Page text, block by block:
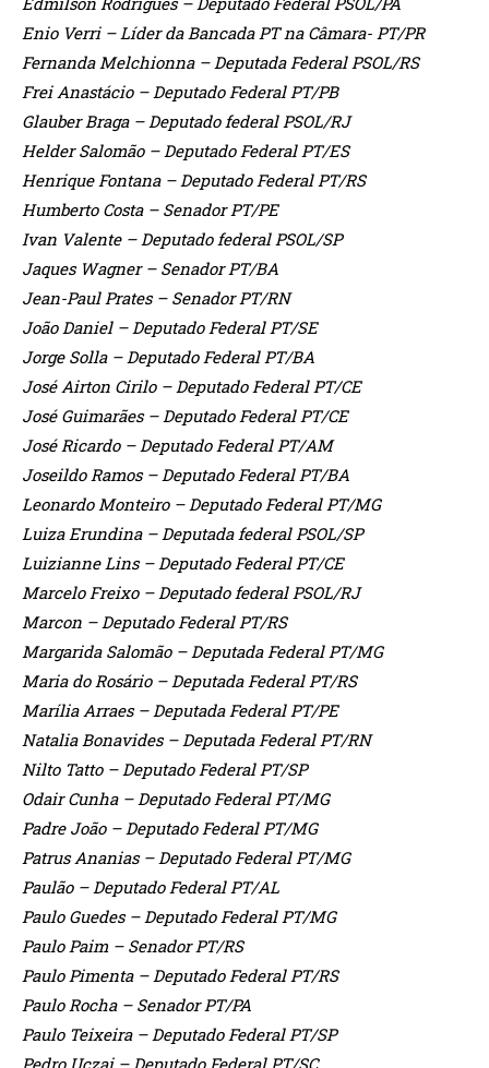
Enio Verri – Líder da Bancada PT na Câmara- PT/PR
Fernanda Melchionna – Deputada Federal PSOL/RS
Frei Anastácio – Deputado Federal PT/PB
Glauber Braga – Deputado federal PSOL/RJ
Helder Salomão – Deputado Federal PT/ES
Henrique Fontana – Deputado Federal PT/RS
Humberto Costa – Senador PT/PE
Ivan Valente – Deputado federal PSOL/SP
Jaques Wagner – Senador PT/BA
Jean-Paul Prates – Senador PT/RN
João Daniel – Deputado Federal PT/SE
Jorge Solla – Deputado Federal PT/BA
José Airton Cirilo – Deputado Federal PT/CE
José Guimarães – Deputado Federal PT/CE
José Ricardo – Deputado Federal PT/AM
Joseildo Ramos – Deputado Federal PT/BA
Leonardo Monteiro – Deputado Federal PT/MG
Luiza Erundina – Deputada federal PSOL/SP
Luizianne Lins – Deputado Federal PT/CE
Marcelo Freixo – Deputado federal PSOL/RJ
Marcon – Deputado Federal PT/RS
Margarida Salomão – Deputada Federal PT/MG
Maria do Rosário – Deputada Federal PT/RS
Marília Arraes – Deputada Federal PT/PE
Natalia Bonavides – Deputada Federal PT/RN
Nilto Tatto – Deputado Federal PT/SP
Odair Cunha – Deputado Federal PT/MG
Padre João – Deputado Federal PT/MG
Patrus Ananias – Deputado Federal PT/MG
Paulão – Deputado Federal PT/AL
Paulo Guedes – Deputado Federal PT/MG
Paulo Paim – Senador PT/RS
Paulo Pimenta – Deputado Federal PT/RS
Paulo Rocha – Senador PT/PA
Paulo Teixeira – Deputado Federal PT/SP
Pedro Uczai – Deputado Federal PT/SC